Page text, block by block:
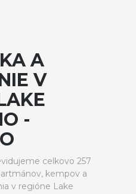
A
V
-
celkovo 257
kempov a
v regióne Lake